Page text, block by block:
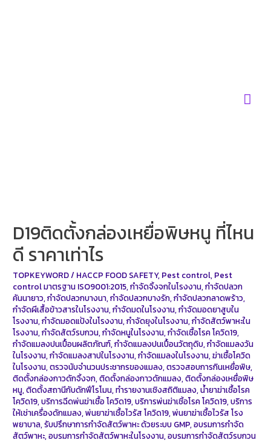
D19ติดตั้งกล่องเหยื่อพิษหนู ที่ไหน
ดี ราคาเท่าไร
TOPKEYWORD/ HACCP FOOD SAFETY, Pest control, Pest
control มาตรฐาน ISO9001:2015,กำจัดจิ้งจกในโรงงาน,กำจัดปลวก
คันนายาว,กำจัดปลวกบางนา,กำจัดปลวกบางรัก,กำจัดปลวกลาดพร้าว,
กำจัดผีเสื้อข้าวสารในโรงงาน,กำจัดมดในโรงงาน,กำจัดมอดยาสูบใน
โรงงาน,กำจัดมอดแป้งในโรงงาน,กำจัดยุงในโรงงาน,กำจัดสัตว์พาหะใน
โรงงาน,กำจัดสัตว์รบกวน,กำจัดหนูในโรงงาน,กำจัดเชื้อโรค โควิด19,
กำจัดแมลงปนเปื้อนผลิตภัณฑ์,กำจัดแมลงปนเปื้อนวัตถุดิบ,กำจัดแมลงวัน
ในโรงงาน,กำจัดแมลงสาปในโรงงาน,กำจัดแมลงในโรงงาน,ฆ่าเชื้อโควิด
ในโรงงาน,ตรวจนับจำนวนประชากรของแมลง,ตรวจสอบการกินเหยื่อพิษ,
ติดตั้งกล่องกาวดักจิ้งจก,ติดตั้งกล่องกาวดักแมลง,ติดตั้งกล่องเหยื่อพิษ
หนู,ติดตั้งสถานีกับดักฟีโรโมน,ทำรายงานเชิงสถิติแมลง,น้ำยาฆ่าเชื้อโรค
โควิด19,บริการฉีดพ่นฆ่าเชื้อ โควิด19,บริการพ่นฆ่าเชิ้อโรค โควิด19,บริการ
ให้เช่าเครื่องดักแมลง,พ่นยาฆ่าเชื้อไวรัส โควิด19,พ่นยาฆ่าเชื้อไวรัส โรง
พยาบาล,รับปรึกษาการกำจัดสัตว์พาหะ ด้วยระบบ GMP,อบรมการกำจัด
สัตว์พาหะ,อบรมการกำจัดสัตว์พาหะในโรงงาน,อบรมการกำจัดสัตว์รบกวน